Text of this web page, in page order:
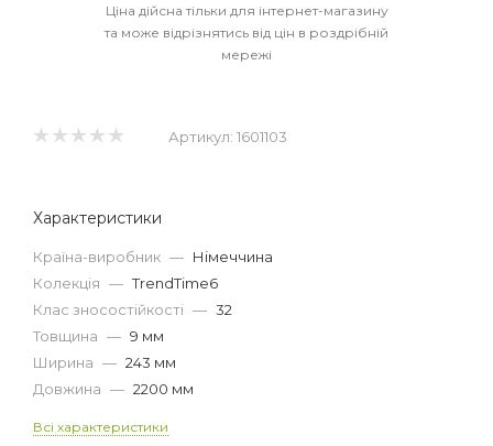
Ціна дійсна тільки для інтернет-магазину
та може відрізнятись від цін в роздрібній
мережі
Артикул: 1601103
Характеристики
Країна-виробник — Німеччина
Колекція — TrendTime6
Клас зносостійкості — 32
Товщина — 9 мм
Ширина — 243 мм
Довжина — 2200 мм
Всі характеристики